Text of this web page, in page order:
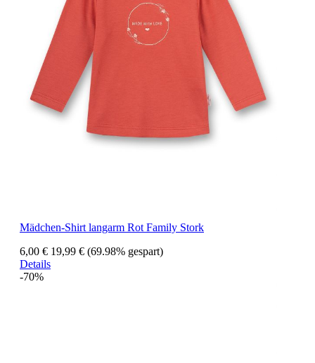
Mädchen-Shirt langarm Rot Family Stork
6,00 € 19,99 € (69.98% gespart)
Details
-70%